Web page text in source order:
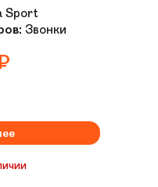
Sport
Звонки